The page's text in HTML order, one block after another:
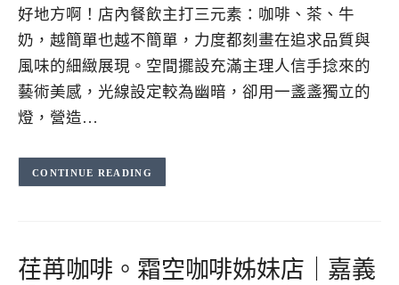
好地方啊！店內餐飲主打三元素：咖啡、茶、牛
奶，越簡單也越不簡單，力度都刻畫在追求品質與
風味的細緻展現。空間擺設充滿主理人信手捻來的
藝術美感，光線設定較為幽暗，卻用一盞盞獨立的
燈，營造…
CONTINUE READING
荏苒咖啡。霜空咖啡姊妹店｜嘉義